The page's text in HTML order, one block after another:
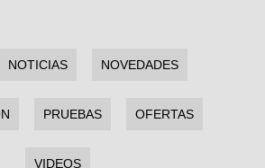
NOTICIAS NOVEDADES
PRUEBAS OFERTAS
VIDEOS